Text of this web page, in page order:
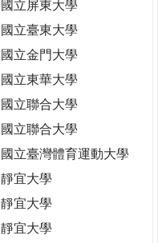
國立屏東大學
國立臺東大學
國立金門大學
國立東華大學
國立聯合大學
國立聯合大學
國立臺灣體育運動大學
靜宜大學
靜宜大學
靜宜大學